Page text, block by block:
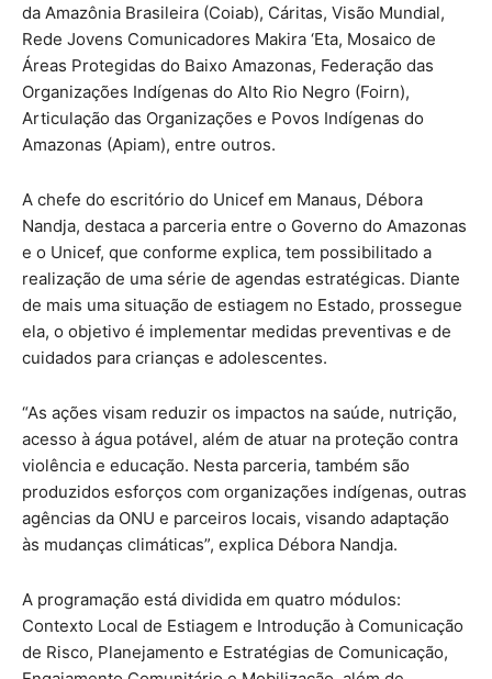
da Amazônia Brasileira (Coiab), Cáritas, Visão Mundial,
Rede Jovens Comunicadores Makira ‘Eta, Mosaico de
Áreas Protegidas do Baixo Amazonas, Federação das
Organizações Indígenas do Alto Rio Negro (Foirn),
Articulação das Organizações e Povos Indígenas do
Amazonas (Apiam), entre outros.
A chefe do escritório do Unicef em Manaus, Débora
Nandja, destaca a parceria entre o Governo do Amazonas
e o Unicef, que conforme explica, tem possibilitado a
realização de uma série de agendas estratégicas. Diante
de mais uma situação de estiagem no Estado, prossegue
ela, o objetivo é implementar medidas preventivas e de
cuidados para crianças e adolescentes.
“As ações visam reduzir os impactos na saúde, nutrição,
acesso à água potável, além de atuar na proteção contra
violência e educação. Nesta parceria, também são
produzidos esforços com organizações indígenas, outras
agências da ONU e parceiros locais, visando adaptação
às mudanças climáticas”, explica Débora Nandja.
A programação está dividida em quatro módulos:
Contexto Local de Estiagem e Introdução à Comunicação
de Risco, Planejamento e Estratégias de Comunicação,